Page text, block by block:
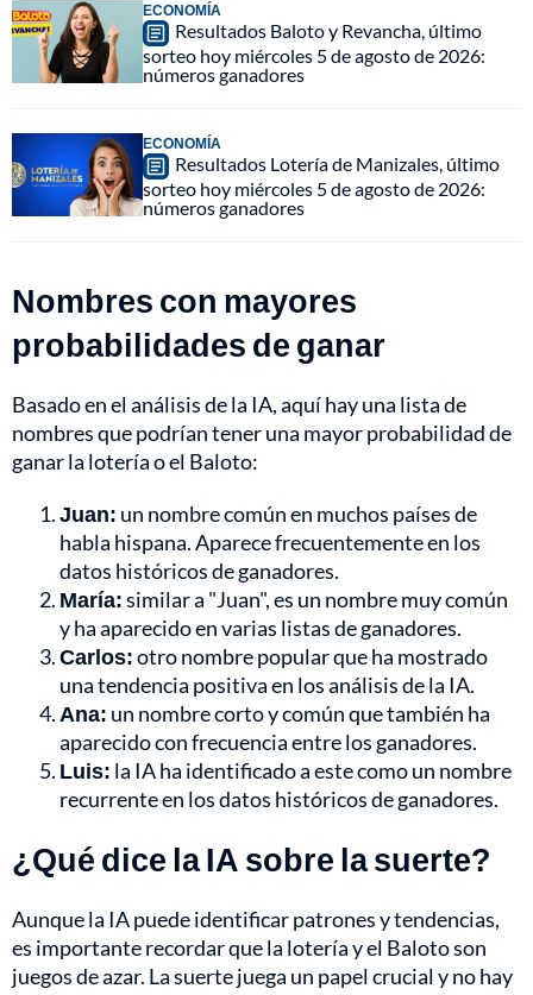
ECONOMÍA
Resultados Baloto y Revancha, último
sorteo hoy miércoles 5 de agosto de 2026:
números ganadores
ECONOMÍA
Resultados Lotería de Manizales, último
sorteo hoy miércoles 5 de agosto de 2026:
números ganadores
Nombres con mayores
probabilidades de ganar
Basado en el análisis de la IA, aquí hay una lista de
nombres que podrían tener una mayor probabilidad de
ganar la lotería o el Baloto:
Juan: un nombre común en muchos países de
habla hispana. Aparece frecuentemente en los
datos históricos de ganadores.
María:similar a "Juan", es un nombre muy común
y ha aparecido en varias listas de ganadores.
Carlos:otro nombre popular que ha mostrado
una tendencia positiva en los análisis de la IA.
Ana: un nombre corto y común que también ha
aparecido con frecuencia entre los ganadores.
Luis: la IA ha identificado a este como un nombre
recurrente en los datos históricos de ganadores.
¿Qué dice la IA sobre la suerte?
Aunque la IA puede identificar patrones y tendencias,
es importante recordar que la lotería y el Baloto son
juegos de azar. La suerte juega un papel crucial y no hay